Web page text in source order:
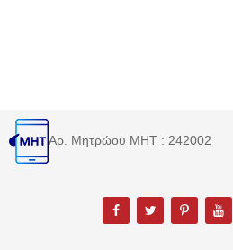
Αρ. Μητρώου MHT : 242002